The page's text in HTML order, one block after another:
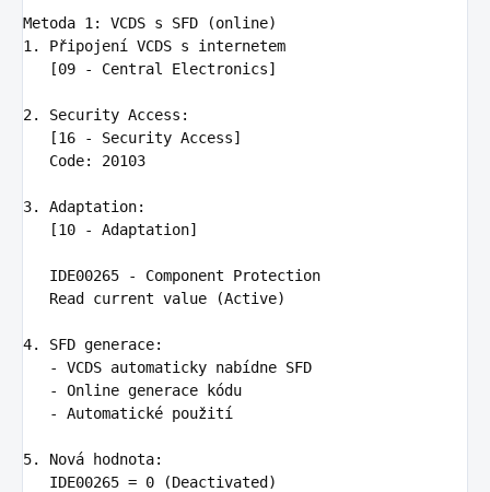
Metoda 1 :
VCDS s SFD (online)
1. Připojení VCDS s internetem
   [09 - Central Electronics]
2. Security Access :
[16 - Security Access]
   Code
: 20103
3. Adaptation:
[10 - Adaptation]
   IDE00265 - Component Protection
   Read current value (Active)
4. SFD generace:
-
VCDS automaticky nabídne SFD
-
Online generace kódu
-
Automatické použití
5. Nová hodnota:
IDE00265 = 0 (Deactivated)